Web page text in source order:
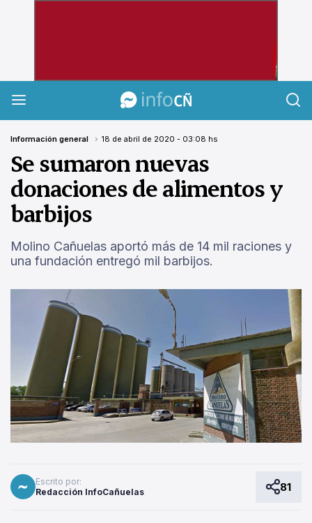
Información general 18 de abril de 2020 - 03:08 hs
Se sumaron nuevas
donaciones de alimentos y
barbijos
Molino Cañuelas aportó más de 14 mil raciones y
una fundación entregó mil barbijos.
Escrito por:
Redacción InfoCañuelas
81